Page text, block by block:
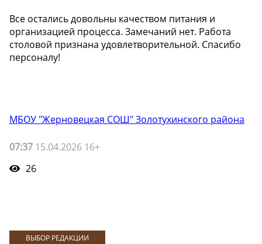
Все остались довольны качеством питания и
организацией процесса. Замечаний нет. Работа
столовой признана удовлетворительной. Спасибо
персоналу!
МБОУ "Жерновецкая СОШ" Золотухинского района
07:37 15.04.2026 16+
26
ВЫБОР РЕДАКЦИИ